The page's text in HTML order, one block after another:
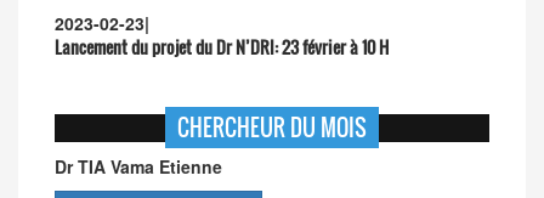
2023-02-23|
Lancement du projet du Dr N’DRI:23 février à 10 H
CHERCHEUR DU MOIS
Dr TIA Vama Etienne